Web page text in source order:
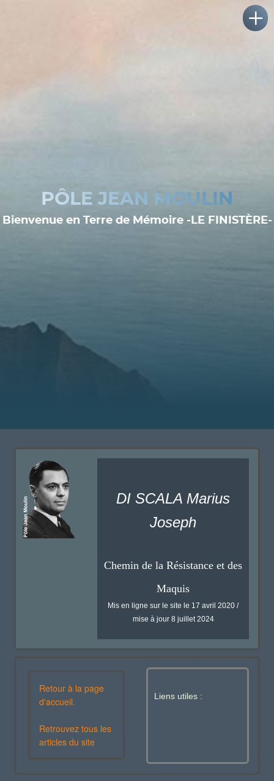
PÔLE JEAN MOULIN
Bienvenue en Terre de Mémoire -LE FINISTÈRE-
DI SCALA Marius
Joseph
Chemin de la Résistance et des
Maquis
Mis en ligne sur le site le 17 avril 2020 /
mise à jour 8 juillet 2024
Retour à la page
d'accueil.
Retrouvez tous les
articles du site
Liens utiles :